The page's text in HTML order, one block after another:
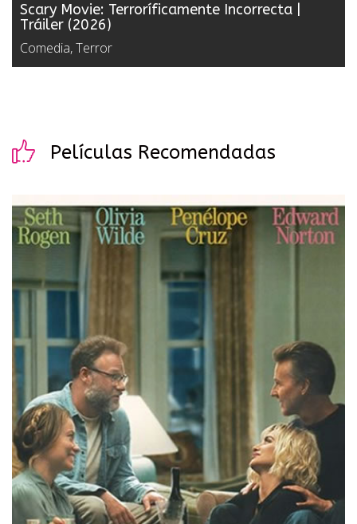
Scary Movie: Terroríficamente Incorrecta |
Tráiler (2026)
Comedia, Terror
Películas Recomendadas